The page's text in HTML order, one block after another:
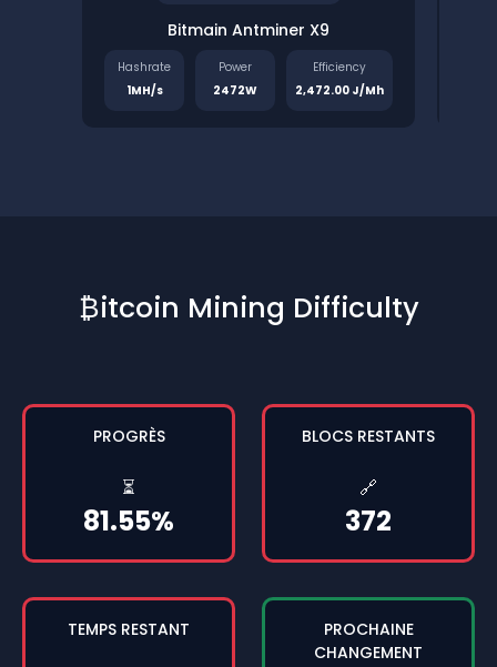
Bitmain Antminer X9
Hashrate
1MH/s
Power
2472W
Efficiency
2,472.00 J/Mh
₿itcoin Mining Difficulty
PROGRÈS
⏳
81.55%
BLOCS RESTANTS
🔗
372
TEMPS RESTANT
PROCHAINE
CHANGEMENT